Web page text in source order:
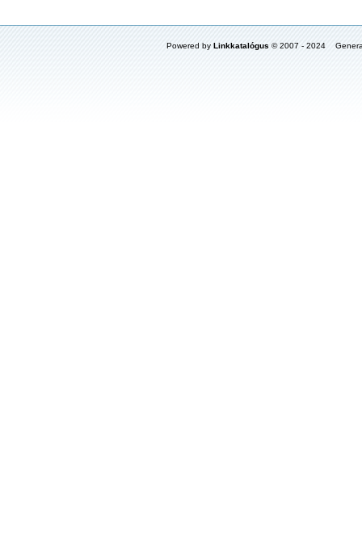
Powered by Linkkatalógus © 2007 - 2024